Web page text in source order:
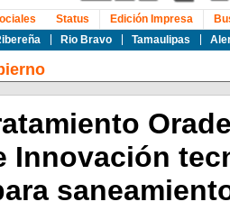
Rio Bravo Tamaulipas
Status Edición Impresa
Innovación